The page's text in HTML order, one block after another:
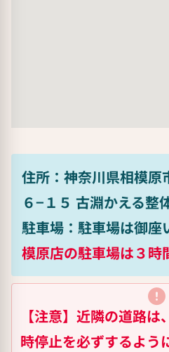
住所：神奈川県相模原
６−１５ 古淵かえる整
駐車場：駐車場は御座
模原店の駐車場は３時
【注意】近隣の道路
時停止を必ずするよう